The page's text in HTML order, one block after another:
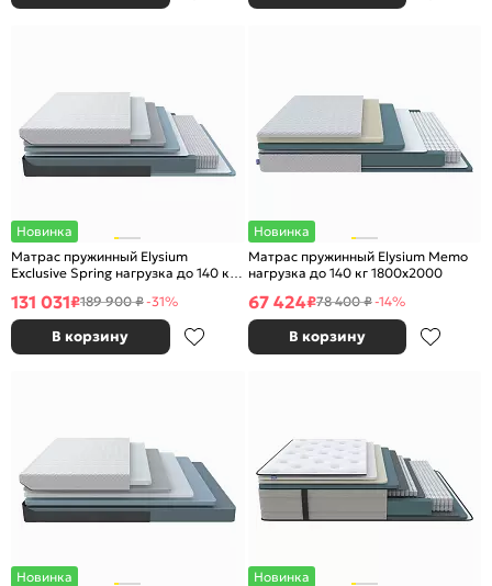
Новинка
Матрас пружинный Elysium
Exclusive Spring нагрузка до 140 кг
131 031₽189 900 ₽-31%
В корзину
Новинка
Матрас пружинный Elysium Memo
нагрузка до 140 кг 1800x2000
67 424₽78 400 ₽-14%
В корзину
Новинка
Новинка